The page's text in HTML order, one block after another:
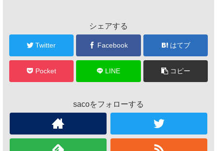
シェアする
Twitter Facebook はてブ
Pocket LINE コピー
sacoをフォローする